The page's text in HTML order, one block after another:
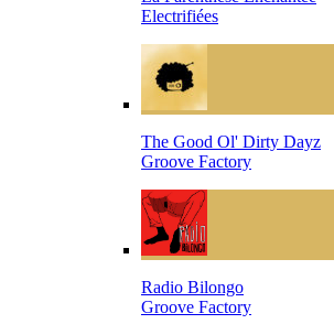
Electrifiées
The Good Ol' Dirty Dayz
Groove Factory
Radio Bilongo
Groove Factory